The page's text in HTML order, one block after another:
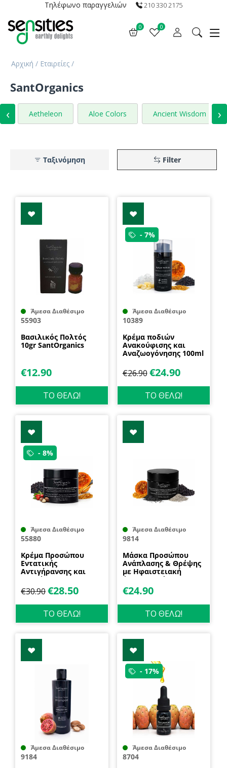
Τηλέφωνο παραγγελιών 210 330 2175
0 0
Αρχική / Εταιρείες /
SantOrganics
‹ Aetheleon Aloe Colors Ancient Wisdom ›
Filter
Ταξινόμηση
Άμεσα Διαθέσιμο
55903
Βασιλικός Πολτός
10gr SantOrganics
€12.90
ΤΟ ΘΕΛΩ!
- 7%
Άμεσα Διαθέσιμο
10389
Κρέμα ποδιών
Ανακούφισης και
Αναζωογόνησης 100ml
€26.90 €24.90
ΤΟ ΘΕΛΩ!
- 8%
Άμεσα Διαθέσιμο
55880
Κρέμα Προσώπου
Εντατικής
Αντιγήρανσης και
Αναδόμησης 50ml
SantOrganics
€30.90€28.50
ΤΟ ΘΕΛΩ!
Άμεσα Διαθέσιμο
9814
Μάσκα Προσώπου
Ανάπλασης & Θρέψης
με Ηφαιστειακή
άργιλο & τέφρα 50ml
SantOrganics
€24.90
ΤΟ ΘΕΛΩ!
Άμεσα Διαθέσιμο
9184
- 17%
Άμεσα Διαθέσιμο
8704